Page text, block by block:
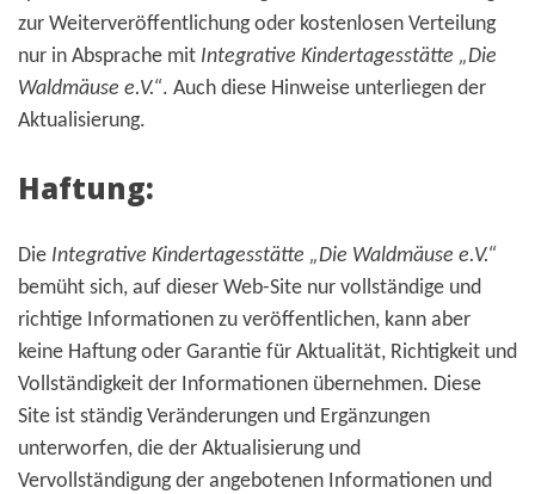
zur Weiterveröffentlichung oder kostenlosen Verteilung
nur in Absprache mit Integrative Kindertagesstätte „Die
Waldmäuse e.V.“. Auch diese Hinweise unterliegen der
Aktualisierung.
Haftung:
Die Integrative Kindertagesstätte „Die Waldmäuse e.V.“
bemüht sich, auf dieser Web-Site nur vollständige und
richtige Informationen zu veröffentlichen, kann aber
keine Haftung oder Garantie für Aktualität, Richtigkeit und
Vollständigkeit der Informationen übernehmen. Diese
Site ist ständig Veränderungen und Ergänzungen
unterworfen, die der Aktualisierung und
Vervollständigung der angebotenen Informationen und